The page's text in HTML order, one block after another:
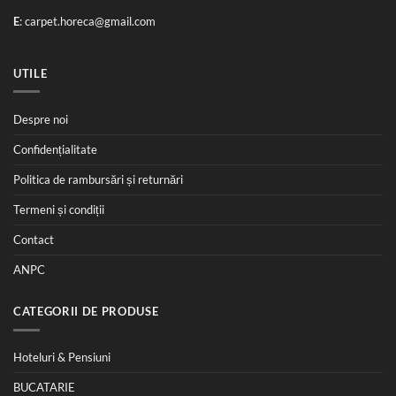
E:carpet.horeca@gmail.com
UTILE
Despre noi
Confidențialitate
Politica de rambursări și returnări
Termeni și condiții
Contact
ANPC
CATEGORII DE PRODUSE
Hoteluri & Pensiuni
BUCATARIE